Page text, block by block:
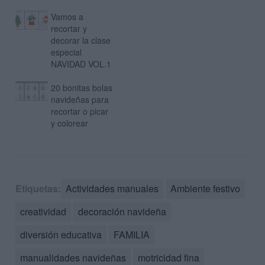
Vamos a
recortar y
decorar la clase
especial
NAVIDAD VOL.1
20 bonitas bolas
navideñas para
recortar o picar
y colorear
Etiquetas: Actividades manuales
Ambiente festivo
creatividad
decoración navideña
diversión educativa
FAMILIA
manualidades navideñas
motricidad fina